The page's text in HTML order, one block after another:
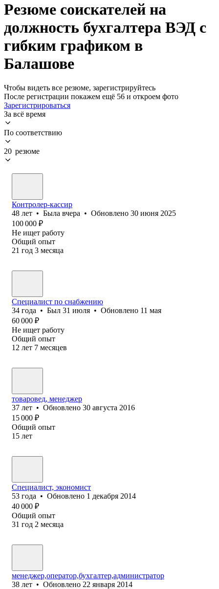
Резюме соискателей на
должность бухгалтера ВЭД с
гибким графиком в
Балашове
Чтобы видеть все резюме, зарегистрируйтесь
После регистрации покажем ещё 56 и откроем фото
Зарегистрироваться
За всё время
По соответствию
20 резюме
Контролер-кассир
48 лет • Была вчера • Обновлено 30 июня 2025
100 000 ₽
Не ищет работу
Общий опыт
21 год 3 месяца
Специалист по снабжению
34 года • Был 31 июля • Обновлено 11 мая
60 000 ₽
Не ищет работу
Общий опыт
12 лет 7 месяцев
товаровед, менеджер
37 лет • Обновлено 30 августа 2016
15 000 ₽
Общий опыт
15 лет
Специалист, экономист
53 года • Обновлено 1 декабря 2014
40 000 ₽
Общий опыт
31 год 2 месяца
менеджер,оператор,бухгалтер,администратор
38 лет • Обновлено 22 января 2014